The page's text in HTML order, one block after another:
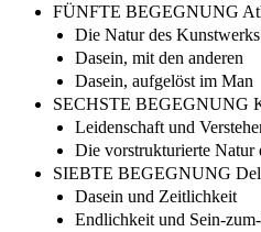
FÜNFTE BEGEGNUNG
Die Natur des
Dasein, mit den anderen
Dasein, aufgelöst im Man
SECHSTE BEGEGNUNG
Leidenschaft und
Die vorstrukturierte Natur
SIEBTE BEGEGNUNG
Dasein und Zeitlichkeit
Endlichkeit und Sein-